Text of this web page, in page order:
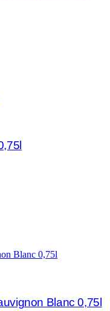
Blanc 0,75l